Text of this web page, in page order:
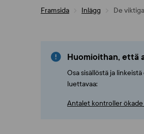
Framsida Inlägg De
Huomioithan, että
Osa sisällöstä ja
luettavaa:
Antalet kontroller